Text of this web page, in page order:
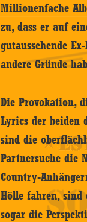
Millionenfache
zu, dass er auf
gutaussehende
andere Gründe
Die Provokation,
Lyrics der beiden
sind die
Partnersuche die
Country-
Hölle fahren, sind
sogar die